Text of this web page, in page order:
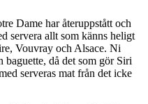
Dame har återuppstått och
servera allt som känns heligt
Vouvray och Alsace. Ni
baguette, då det som gör Siri
serveras mat från det icke